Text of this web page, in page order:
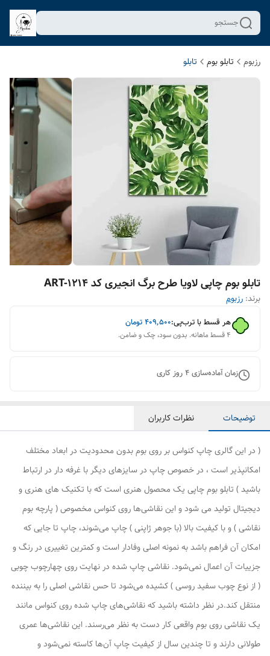
جستجو
رزبوم تابلو بوم تابلو
تابلو بوم چاپی لاویا طرح برگ انجیری کد ART-1214
برند: رزبوم
هر قسط با ترب‌پی:۴۰۹٬۵۰۰تومان
۴ قسط ماهانه. بدون سود، چک و ضامن.
زمان آماده‌سازی4روز کاری
توضیحات نظرات کاربران
( در این گالری چاپ کنواس بر روی بوم بدون محدودیت در ابعاد مختلف
امکانپذیر است ، در خصوص چاپ در سایزهای دیگر با غرفه دار در ارتباط
باشید ) تابلو بوم چاپی یک محصول هنری است که با تکنیک های هنری و
دیجیتال تولید می شود و این نقاشی‌ها روی کنواس مخصوص ( پارچه بوم
نقاشی ) و با کیفیت بالا (با جوهر ژاپنی ) چاپ می‌شوند، چاپ تا جایی که
امکان آن فراهم باشد به نمونه اصلی وفادار است و کمترین تغییری در رنگ و
جزییات آن اعمال نمی‌شود. نقاشی چاپ شده در نهایت روی چهارچوب چوبی
( از نوع چوب سفید روسی ) کشیده می‌شود تا حس نقاشی اصلی را به بیننده
منتقل کند.در نظر داشته باشید که نقاشی‌های چاپ شده روی کنواس مانند
یک نقاشی روی بوم واقعی کار دست به نظر می‌رسند. این نقاشی‌ها عمری
طولانی دارند و تا چندین سال از کیفیت چاپ آن‌ها کاسته نمی‌شود و